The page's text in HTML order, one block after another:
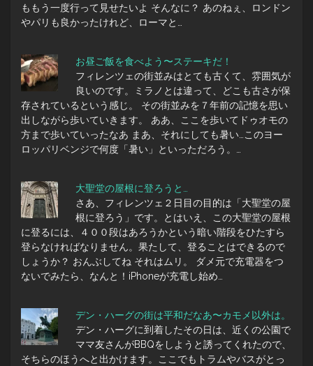
ももう一度行って見せたいよ そんなに？ あのねぇ、ロンドン
やパリも良かったけれど、ローマと…
お昼ご飯を食べよう〜ステーキだ！
フィレンツェの街並みはとても古くて、雰囲気が
良いのです。ミラノとは違って、どこも古さが保
存されているという感じ。 その街並みを７年前の記憶を思い
出しながら歩いていきます。 ああ、ここを歩いてドゥオモの
方まで歩いていったなあ まあ、それにしても暑い…このヨー
ロッパリベンジで何度「暑い」といっただろう。…
大聖堂の屋根に登ろうと…
さあ、フィレンツェ２日目の目的は「大聖堂の屋
根に登ろう」です。とはいえ、この大聖堂の屋根
に登るには、４００段はあろうかという暗い階段をひたすら
登らなければなりません。果たして、登ることはできるので
しょうか？ おんぶしてね それはムリ。 ダメ元で充電器をつ
ないでみたら、なんと！iPhoneが充電し始め…
デン・ハーグの街は平和だなあ〜カモメ以外は。
デン・ハーグに到着したその日は、近くの公園で
ママ友さんがBBQをしようと誘ってくれたので、
そちらのほうへと出かけます。ここでもトラムやバスがとっ